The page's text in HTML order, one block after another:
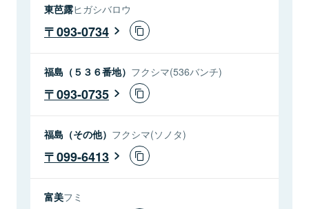
東芭露ヒガシバロウ
093-0734
福島（５３６番地） フクシマ(536バンチ)
093-0735
福島（その他） フクシマ(ソノタ)
099-6413
富美フミ